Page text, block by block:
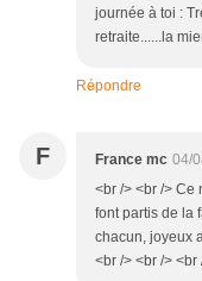
journée à toi :
retraite......la
Répondre
F France mc 04/
<br /> <br /> Ce
font partis de la
chacun, joyeux
<br /> <br /> <br